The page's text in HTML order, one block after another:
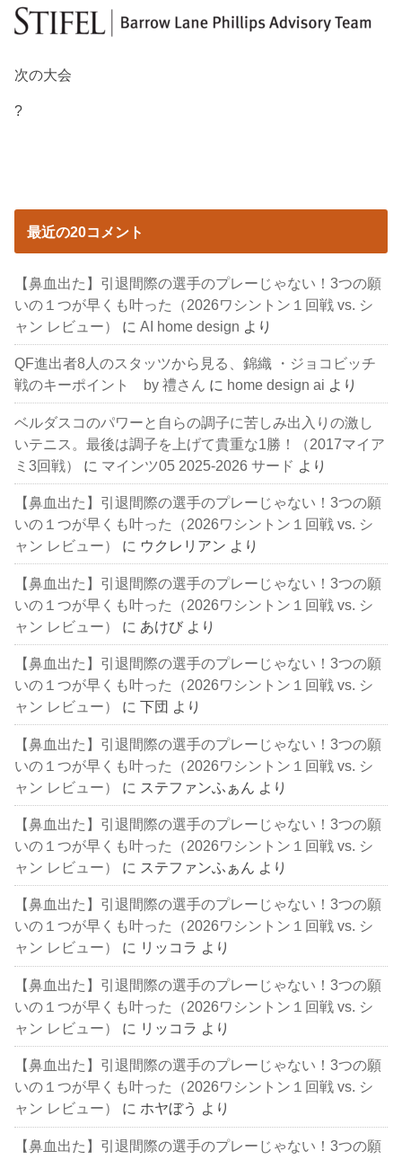
次の大会
?
最近の20コメント
【鼻血出た】引退間際の選手のプレーじゃない！3つの願
いの１つが早くも叶った（2026ワシントン１回戦 vs. シ
ャン レビュー）
にAI home design より
QF進出者8人のスタッツから見る、錦織 ・ジョコビッチ
戦のキーポイント by 禮さん に home design ai より
ベルダスコのパワーと自らの調子に苦しみ出入りの激し
いテニス。最後は調子を上げて貴重な1勝！（2017マイア
ミ3回戦）
に マインツ05 2025-2026 サード より
【鼻血出た】引退間際の選手のプレーじゃない！3つの願
いの１つが早くも叶った（2026ワシントン１回戦 vs. シ
ャン レビュー）
に ウクレリアン より
【鼻血出た】引退間際の選手のプレーじゃない！3つの願
いの１つが早くも叶った（2026ワシントン１回戦 vs. シ
ャン レビュー）
に あけび より
【鼻血出た】引退間際の選手のプレーじゃない！3つの願
いの１つが早くも叶った（2026ワシントン１回戦 vs. シ
ャン レビュー）
に下団 より
【鼻血出た】引退間際の選手のプレーじゃない！3つの願
いの１つが早くも叶った（2026ワシントン１回戦 vs. シ
ャン レビュー）
に ステファンふぁん より
【鼻血出た】引退間際の選手のプレーじゃない！3つの願
いの１つが早くも叶った（2026ワシントン１回戦 vs. シ
ャン レビュー）
に ステファンふぁん より
【鼻血出た】引退間際の選手のプレーじゃない！3つの願
いの１つが早くも叶った（2026ワシントン１回戦 vs. シ
ャン レビュー）
に リッコラ より
【鼻血出た】引退間際の選手のプレーじゃない！3つの願
いの１つが早くも叶った（2026ワシントン１回戦 vs. シ
ャン レビュー）
に リッコラ より
【鼻血出た】引退間際の選手のプレーじゃない！3つの願
いの１つが早くも叶った（2026ワシントン１回戦 vs. シ
ャン レビュー）
に ホヤぼう より
【鼻血出た】引退間際の選手のプレーじゃない！3つの願